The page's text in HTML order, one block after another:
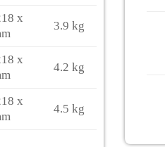
x
3.9 kg
x
4.2 kg
x
4.5 kg